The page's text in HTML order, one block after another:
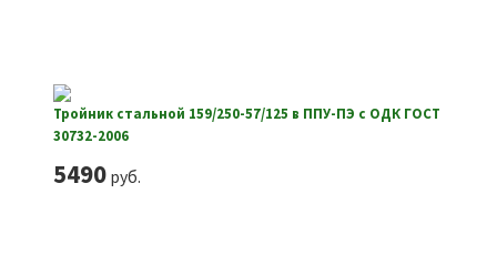
Тройник стальной 159/250-57/125 в ППУ-ПЭ с ОДК ГОСТ
30732-2006
5490руб.